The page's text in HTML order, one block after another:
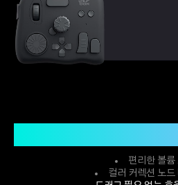
컬러 커렉션 노드
편리한 볼륨